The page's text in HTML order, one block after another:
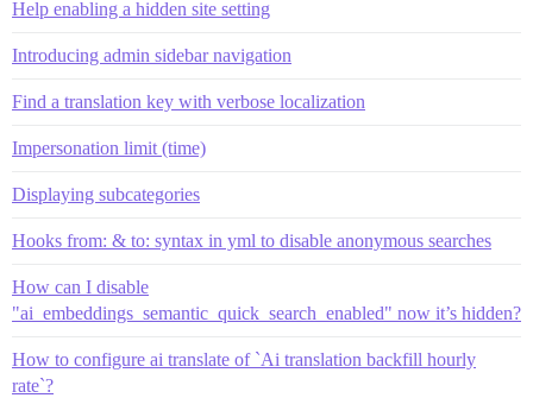
Help enabling a hidden site setting
Introducing admin sidebar navigation
Find a translation key with verbose localization
Impersonation limit (time)
Displaying subcategories
Hooks from: & to: syntax in yml to disable anonymous searches
How can I disable
"ai_embeddings_semantic_quick_search_enabled" now it’s hidden?
How to configure ai translate of `Ai translation backfill hourly
rate`?